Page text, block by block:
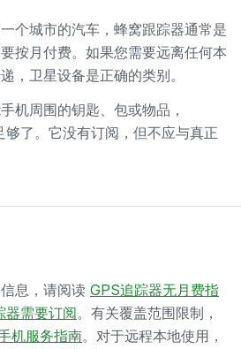
个城市的汽车，蜂窝跟踪器通常是
按月付费。如果您需要远离任何本
，卫星设备是正确的类别。
机周围的钥匙、包或物品，
了。它没有订阅，但不应与真正
息，请阅读 GPS追踪器无月费指
器需要订阅。有关覆盖范围限制，
机服务指南。对于远程本地使用，